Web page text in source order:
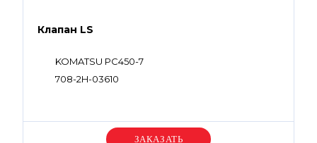
Клапан LS
KOMATSU PC450-7
708-2H-03610
Уточняйте цену